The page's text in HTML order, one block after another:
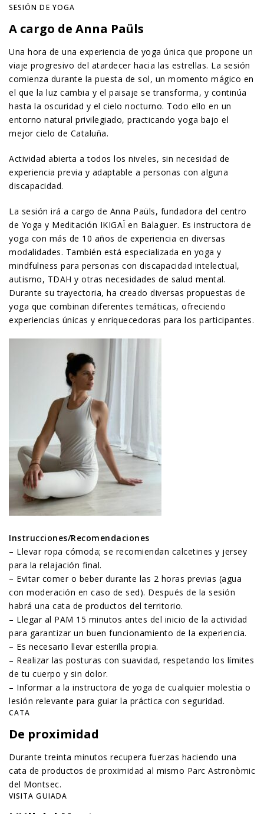
SESIÓN DE YOGA
A cargo de Anna Paüls
Una hora de una experiencia de yoga única que propone un
viaje progresivo del atardecer hacia las estrellas. La sesión
comienza durante la puesta de sol, un momento mágico en
el que la luz cambia y el paisaje se transforma, y ​​continúa
hasta la oscuridad y el cielo nocturno. Todo ello en un
entorno natural privilegiado, practicando yoga bajo el
mejor cielo de Cataluña.
Actividad abierta a todos los niveles, sin necesidad de
experiencia previa y adaptable a personas con alguna
discapacidad.
La sesión irá a cargo de Anna Paüls, fundadora del centro
de Yoga y Meditación IKIGAÏ en Balaguer. Es instructora de
yoga con más de 10 años de experiencia en diversas
modalidades. También está especializada en yoga y
mindfulness para personas con discapacidad intelectual,
autismo, TDAH y otras necesidades de salud mental.
Durante su trayectoria, ha creado diversas propuestas de
yoga que combinan diferentes temáticas, ofreciendo
experiencias únicas y enriquecedoras para los participantes.
Instrucciones/Recomendaciones
– Llevar ropa cómoda; se recomiendan calcetines y jersey
para la relajación final.
– Evitar comer o beber durante las 2 horas previas (agua
con moderación en caso de sed). Después de la sesión
habrá una cata de productos del territorio.
– Llegar al PAM 15 minutos antes del inicio de la actividad
para garantizar un buen funcionamiento de la experiencia.
– Es necesario llevar esterilla propia.
– Realizar las posturas con suavidad, respetando los límites
de tu cuerpo y sin dolor.
– Informar a la instructora de yoga de cualquier molestia o
lesión relevante para guiar la práctica con seguridad.
CATA
De proximidad
Durante treinta minutos recupera fuerzas haciendo una
cata de productos de proximidad al mismo Parc Astronòmic
del Montsec.
VISITA GUIADA